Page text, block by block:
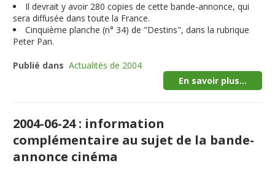
Il devrait y avoir 280 copies de cette bande-annonce, qui
sera diffusée dans toute la France.
Cinquième planche (n° 34) de "Destins", dans la rubrique
Peter Pan.
Publié dans Actualités de 2004
En savoir plus...
2004-06-24 : information
complémentaire au sujet de la bande-
annonce cinéma